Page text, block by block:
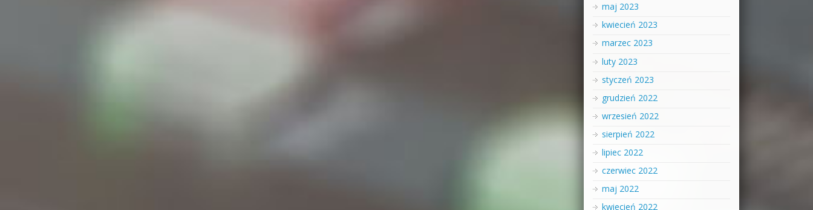
maj 2023
kwiecień 2023
marzec 2023
luty 2023
styczeń 2023
grudzień 2022
wrzesień 2022
sierpień 2022
lipiec 2022
czerwiec 2022
maj 2022
kwiecień 2022